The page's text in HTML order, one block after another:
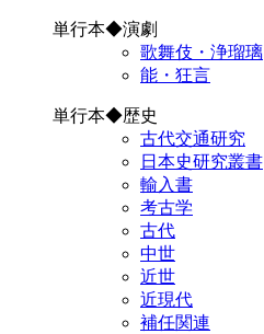
単行本◆演劇
歌舞伎・浄瑠璃
能・狂言
単行本◆歴史
古代交通研究
日本史研究叢書
輸入書
考古学
古代
中世
近世
近現代
補任関連